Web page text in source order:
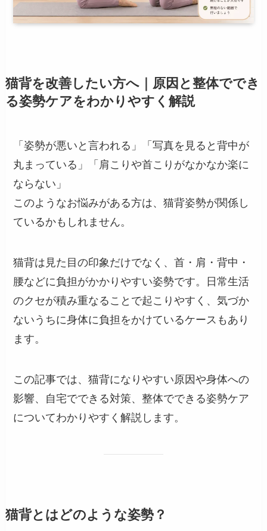
猫背を改善したい方へ｜原因と整体ででき
る姿勢ケアをわかりやすく解説
「姿勢が悪いと言われる」「写真を見ると背中が
丸まっている」「肩こりや首こりがなかなか楽に
ならない」
このようなお悩みがある方は、猫背姿勢が関係し
ているかもしれません。
猫背は見た目の印象だけでなく、首・肩・背中・
腰などに負担がかかりやすい姿勢です。日常生活
のクセが積み重なることで起こりやすく、気づか
ないうちに身体に負担をかけているケースもあり
ます。
この記事では、猫背になりやすい原因や身体への
影響、自宅でできる対策、整体でできる姿勢ケア
についてわかりやすく解説します。
猫背とはどのような姿勢？